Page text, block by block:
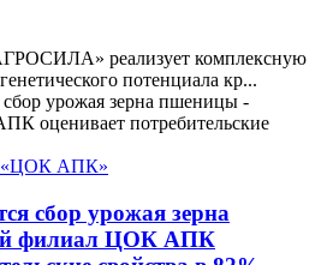
реализует комплексную
потенциала кр...
«ЦОК АПК»
сбор урожая зерна
филиал ЦОК АПК